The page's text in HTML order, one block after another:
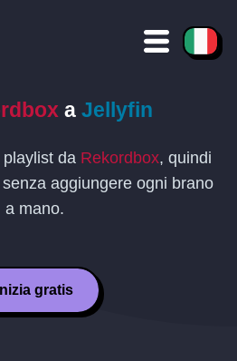
a Jellyfin
da Rekordbox, quindi
senza aggiungere ogni brano
a mano.
Inizia gratis